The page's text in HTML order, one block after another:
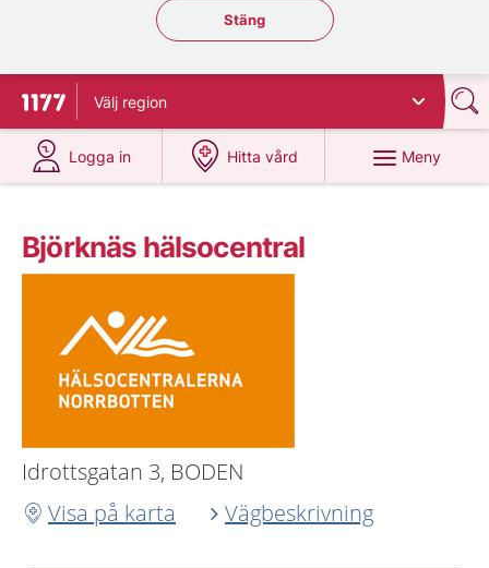
Stäng regionsväljaren
Stäng
Till startsidan för 1177
Välj region
Logga in
på 1177.se
Hitta vård
på 1177.se
Meny
Björknäs hälsocentral
Idrottsgatan 3, BODEN
Visa på karta
Vägbeskrivning